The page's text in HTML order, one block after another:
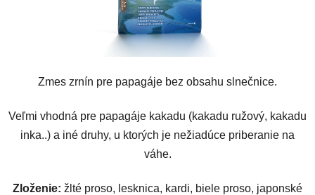
Zmes zrnín pre papagáje bez obsahu slnečnice.
Veľmi vhodná pre papagáje kakadu (kakadu ružový, kakadu
inka..) a iné druhy, u ktorých je nežiadúce priberanie na
váhe.
Zloženie: žlté proso, lesknica, kardi, biele proso, japonské